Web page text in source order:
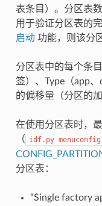
表条目）。分区表
用于验证分区表的
启动功能，则该分
分区表中的每个条
签）、Type（app
的偏移量（分区的
在使用分区表时，
（
idf.py menuconfig
分区表：
“Single factory